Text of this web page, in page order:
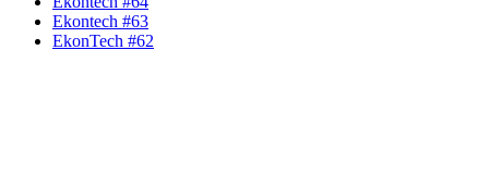
Ekontech #63
EkonTech #62